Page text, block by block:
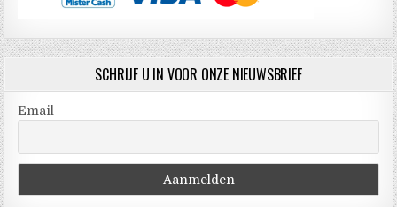
SCHRIJF U IN VOOR ONZE NIEUWSBRIEF
Email